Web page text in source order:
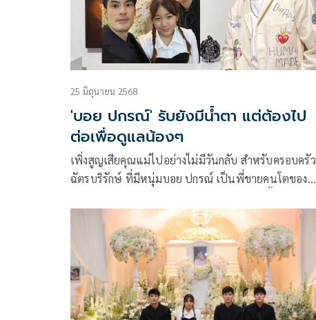
นามบริษัท ASA Studio
25 มิถุนายน 2568
'บอย ปกรณ์' รับยังมีน้ำตา แต่ต้องไป
ต่อเพื่อดูแลน้องๆ
เพิ่งสูญเสียคุณแม่ไปอย่างไม่มีวันกลับ สำหรับครอบครัว
ฉัตรบริรักษ์ ที่มีหนุ่มบอย ปกรณ์ เป็นพี่ชายคนโตของ
รอบชิงชนะเลิศ ณ สนามอินทรีจันทรสถิตย์ มหาวิทยาลัย
เกษตรศาสตร์ ได้เล่าว่า สภาพจิตใจดีขึ้นเรื่อยๆ ต้อง
พยายามฟื้นตัวเองให้เร็ว เพราะนอกจากเพื่อตัวเองแล้ว
ยังต้องดูแลน้องๆ ทั้ง หน่อง ธนา , ภัทร์ และวันใหม่ อีก
ด้วย